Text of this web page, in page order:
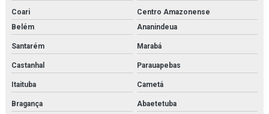
Separador de condensado
Serviço de inspeção e adequação à norma nr13
Serviço de inspeção de caldeiras
Coari
Centro Amazonense
Belém
Ananindeua
Santarém Marabá
Castanhal Parauapebas
Itaituba Cametá
Bragança Abaetetuba